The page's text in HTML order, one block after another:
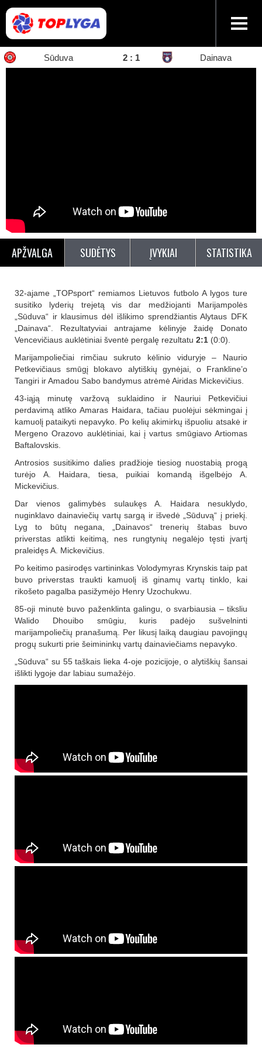
Sūduva 2 : 1 Dainava
APŽVALGA SUDĖTYS ĮVYKIAI STATISTIKA
32-ajame „TOPsport“ remiamos Lietuvos futbolo A lygos ture
susitiko lyderių trejetą vis dar medžiojanti Marijampolės
„Sūduva“ ir klausimus dėl išlikimo sprendžiantis Alytaus DFK
„Dainava“. Rezultatyviai antrajame kėlinyje žaidę Donato
Vencevičiaus auklėtiniai šventė pergalę rezultatu 2:1 (0:0).
Marijampoliečiai rimčiau sukruto kėlinio viduryje – Naurio
Petkevičiaus smūgį blokavo alytiškių gynėjai, o Frankline’o
Tangiri ir Amadou Sabo bandymus atrėmė Airidas Mickevičius.
43-iąją minutę varžovą suklaidino ir Nauriui Petkevičiui
perdavimą atliko Amaras Haidara, tačiau puolėjui sėkmingai į
kamuolį pataikyti nepavyko. Po kelių akimirkų išpuoliu atsakė ir
Mergeno Orazovo auklėtiniai, kai į vartus smūgiavo Artiomas
Baftalovskis.
Antrosios susitikimo dalies pradžioje tiesiog nuostabią progą
turėjo A. Haidara, tiesa, puikiai komandą išgelbėjo A.
Mickevičius.
Dar vienos galimybės sulaukęs A. Haidara nesuklydo,
nuginklavo dainaviečių vartų sargą ir išvedė „Sūduvą“ į priekį.
Lyg to būtų negana, „Dainavos“ trenerių štabas buvo
priverstas atlikti keitimą, nes rungtynių negalėjo tęsti įvartį
praleidęs A. Mickevičius.
Po keitimo pasirodęs vartininkas Volodymyras Krynskis taip pat
buvo priverstas traukti kamuolį iš ginamų vartų tinklo, kai
rikošeto pagalba pasižymėjo Henry Uzochukwu.
85-oji minutė buvo paženklinta galingu, o svarbiausia – tiksliu
Walido Dhouibo smūgiu, kuris padėjo sušvelninti
marijampoliečių pranašumą. Per likusį laiką daugiau pavojingų
progų sukurti prie šeimininkų vartų dainaviečiams nepavyko.
„Sūduva“ su 55 taškais lieka 4-oje pozicijoje, o alytiškių šansai
išlikti lygoje dar labiau sumažėjo.